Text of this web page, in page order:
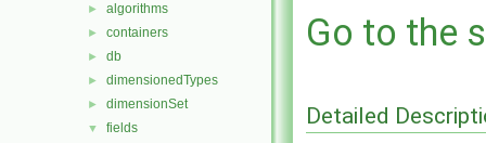
► algorithms
► containers
► db
► dimensionedTypes
► dimensionSet
▼ fields
Go to the
Detailed